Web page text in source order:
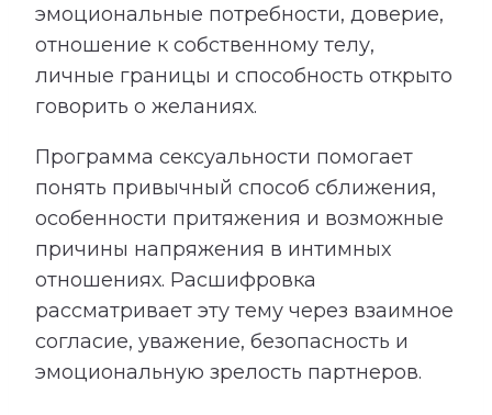
эмоциональные потребности, доверие,
отношение к собственному телу,
личные границы и способность открыто
говорить о желаниях.
Программа сексуальности помогает
понять привычный способ сближения,
особенности притяжения и возможные
причины напряжения в интимных
отношениях. Расшифровка
рассматривает эту тему через взаимное
согласие, уважение, безопасность и
эмоциональную зрелость партнеров.